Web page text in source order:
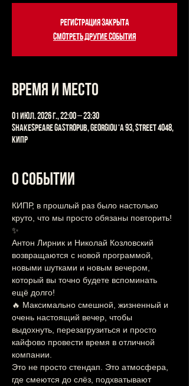
Регистрация закрыта
Смотреть другие события
Время и место
01 июл. 2026 г., 22:00 – 23:30
Shakespeare Gastropub, Georgiou 'A 93, Street 4048,
Кипр
О событии
КИПР, в прошлый раз было настолько
круто, что мы просто обязаны повторить!
✨
Антон Лирник и Николай Козловский
возвращаются с новой программой,
новыми шутками и новым вечером,
который вы точно будете вспоминать
ещё долго!
🔥 Максимально смешной, жизненный и
очень настоящий вечер, чтобы
выдохнуть, перезагрузиться и просто
кайфово провести время в отличной
компании.
Это не просто стендап. Это атмосфера,
где смеются до слёз, подхватывают